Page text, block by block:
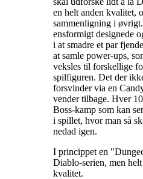
en helt anden kvalitet,
sammenligning i
ensformigt designede
i at smadre et par
at samle power-ups,
veksles til forskellige
spilfiguren. Det der
forsvinder via en
vender tilbage. Hver
Boss-kamp som kan
i spillet, hvor man så
nedad igen.
I princippet en
Diablo-serien, men
kvalitet.